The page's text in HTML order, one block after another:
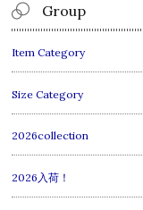
Group
Item Category
Size Category
2026collection
2026入荷！